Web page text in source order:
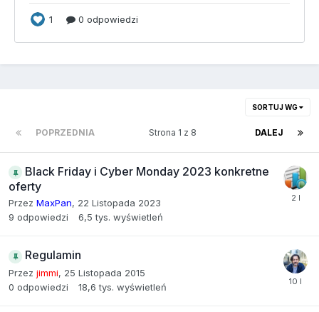
SORTUJ WG
POPRZEDNIA DALEJ
Strona 1 z 8
Black Friday i Cyber Monday 2023 konkretne
oferty
Przez MaxPan, 22 Listopada 2023
9 odpowiedzi 6,5 tys. wyświetleń
Regulamin
Przez jimmi, 25 Listopada 2015
0 odpowiedzi 18,6 tys. wyświetleń